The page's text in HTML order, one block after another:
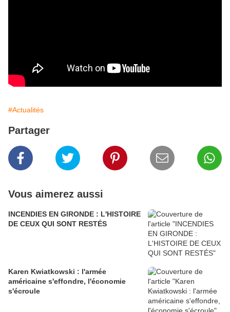
#Actualités
Partager
Vous aimerez aussi
INCENDIES EN GIRONDE : L'HISTOIRE
DE CEUX QUI SONT RESTÉS
Karen Kwiatkowski : l'armée
américaine s'effondre, l'économie
s'écroule